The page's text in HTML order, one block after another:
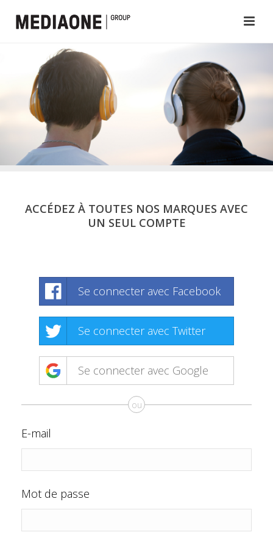
ACCÉDEZ À TOUTES NOS MARQUES AVEC
UN SEUL COMPTE
Se connecter avec Facebook
Se connecter avec Twitter
Se connecter avec Google
ou
E-mail
Mot de passe